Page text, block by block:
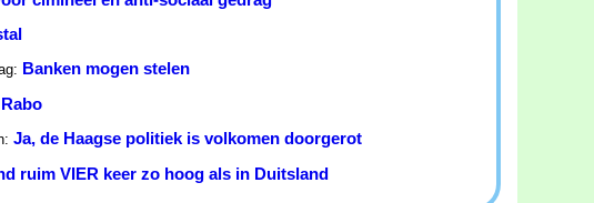
Banken mogen stelen
Ja, de Haagse politiek is volkomen doorgerot
ruim VIER keer zo hoog als in Duitsland